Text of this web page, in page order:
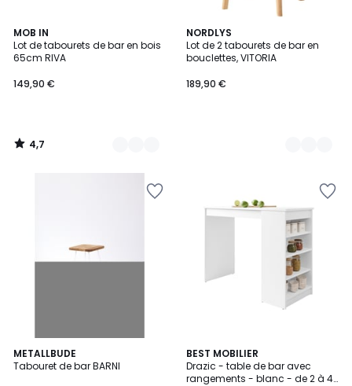
MOB IN
Lot de tabourets de bar en bois
65cm RIVA
149,90 €
4,7
/ 5
2
Couleurs
4,7
/
NORDLYS
Lot de 2 tabourets de bar en
bouclettes, VITORIA
189,90 €
2
Couleurs
METALLBUDE
Tabouret de bar BARNI
2
Couleurs
BEST MOBILIER
Drazic - table de bar avec
rangements - blanc - de 2 à 4